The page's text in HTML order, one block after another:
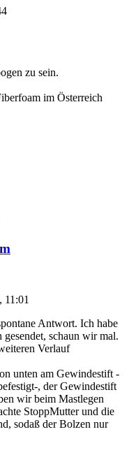
zu sein.
im Österreich
11:01
Antwort. Ich habe
schaun wir mal.
Verlauf
unten am Gewindestift -
, der Gewindestift
wir beim Mastlegen
StoppMutter und die
sodaß der Bolzen nur